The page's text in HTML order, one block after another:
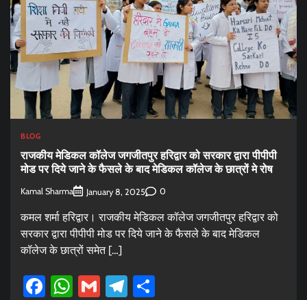
BLOG
राजकीय मेडिकल कॉलेज जगजीतपुर हरिद्वार को सरकार द्वारा पीपीपी
मोड पर दिये जाने के फैसले के बाद मेडिकल कॉलेज के छात्रों मे रोष
Kamal Sharma January 8, 2025 0
कमल शर्मा हरिद्वार। राजकीय मेडिकल कॉलेज जगजीतपुर हरिद्वार को
सरकार द्वारा पीपीपी मोड पर दिये जाने के फैसले के बाद मेडिकल
कॉलेज के छात्रों समेत […]
Facebook
WhatsApp
GmailTelegram